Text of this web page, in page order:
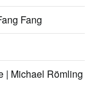
Fang
| Michael Römling